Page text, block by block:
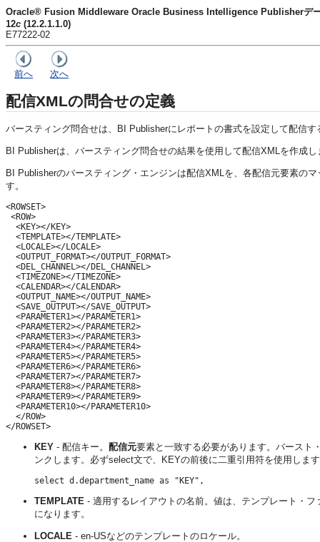
Oracle® Fusion Middleware Oracle Business Intelligence Publisherデ
12c (12.2.1.1.0)
E77222-02
前へ 次へ
配信XMLの問合せの定義
バースティング問合せは、BI Publisherにレポートの書式を設定して配信
BI Publisherは、バースティング問合せの結果を使用して配信XMLを作成し
BI Publisherのバースティング・エンジンは配信XMLを、各配信元要素の
す。
<ROWSET>
<ROW>
  <KEY></KEY>
  <TEMPLATE></TEMPLATE>
  <LOCALE></LOCALE>
  <OUTPUT_FORMAT></OUTPUT_FORMAT>
  <DEL_CHANNEL></DEL_CHANNEL>
  <TIMEZONE></TIMEZONE>
  <CALENDAR></CALENDAR>
  <OUTPUT_NAME></OUTPUT_NAME>
  <SAVE_OUTPUT></SAVE_OUTPUT>
  <PARAMETER1></PARAMETER1>
  <PARAMETER2></PARAMETER2>
  <PARAMETER3></PARAMETER3>
  <PARAMETER4></PARAMETER4>
  <PARAMETER5></PARAMETER5>
  <PARAMETER6></PARAMETER6>
  <PARAMETER7></PARAMETER7>
  <PARAMETER8></PARAMETER8>
  <PARAMETER9></PARAMETER9>
  <PARAMETER10></PARAMETER10>
  </ROW>
</ROWSET>
KEY - 配信キー。 配信元要素と一致する必要があります。バースト
ンクします。必ずselect文で、KEYの前後に二重引用符を使用しま
select d.department_name as "KEY",
TEMPLATE - 適用するレイアウトの名前。値は、テンプレート・
になります。
LOCALE - en-USなどのテンプレートのロケール。